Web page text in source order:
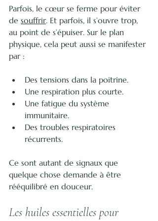
Parfois, le cœur se ferme pour éviter
de souffrir. Et parfois, il s’ouvre trop,
au point de s’épuiser. Sur le plan
physique, cela peut aussi se manifester
par :
Des tensions dans la poitrine.
Une respiration plus courte.
Une fatigue du système
immunitaire.
Des troubles respiratoires
récurrents.
Ce sont autant de signaux que
quelque chose demande à être
rééquilibré en douceur.
Les huiles essentielles pour